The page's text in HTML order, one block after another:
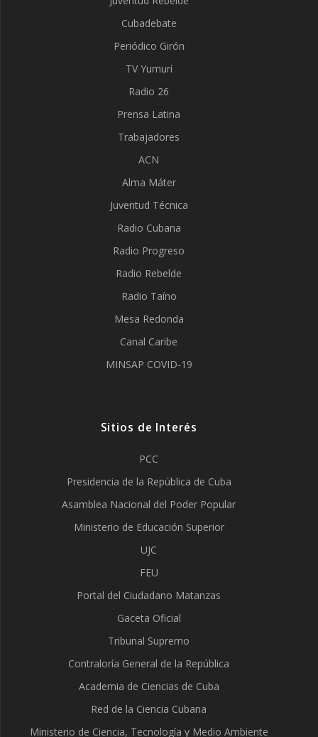
Cubadebate
Periódico Girón
TV Yumurí
Radio 26
Prensa Latina
Trabajadores
ACN
Alma Máter
Juventud Técnica
Radio Cubana
Radio Progreso
Radio Rebelde
Radio Taíno
Mesa Redonda
Canal Caribe
MINSAP COVID-19
Sitios de Interés
PCC
Presidencia de la República de Cuba
Asamblea Nacional del Poder Popular
Ministerio de Educación Superior
UJC
FEU
Portal del Ciudadano Matanzas
Gaceta Oficial
Tribunal Supremo
Contraloría General de la República
Academia de Ciencias de Cuba
Red de la Ciencia Cubana
Ministerio de Ciencia, Tecnología y Medio Ambiente